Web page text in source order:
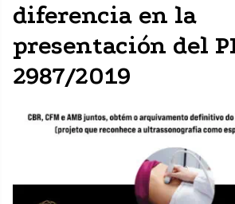
diferencia en la
presentación del
2987/2019